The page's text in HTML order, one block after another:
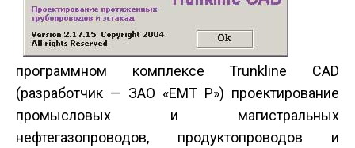
программном комплексе Trunkline CAD
(разработчик — ЗАО «ЕМТ Р») проектирование
промысловых и магистральных
нефтегазопроводов, продуктопроводов и